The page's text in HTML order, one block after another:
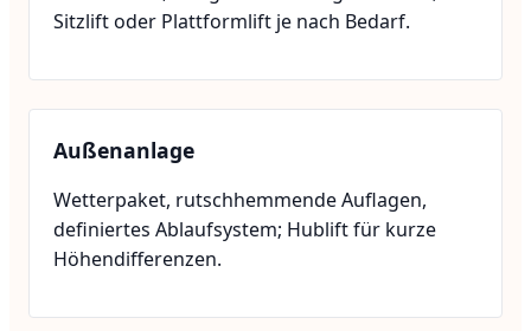
Sitzlift oder Plattformlift je nach Bedarf.
Außenanlage
Wetterpaket, rutschhemmende Auflagen,
definiertes Ablaufsystem; Hublift für kurze
Höhendifferenzen.